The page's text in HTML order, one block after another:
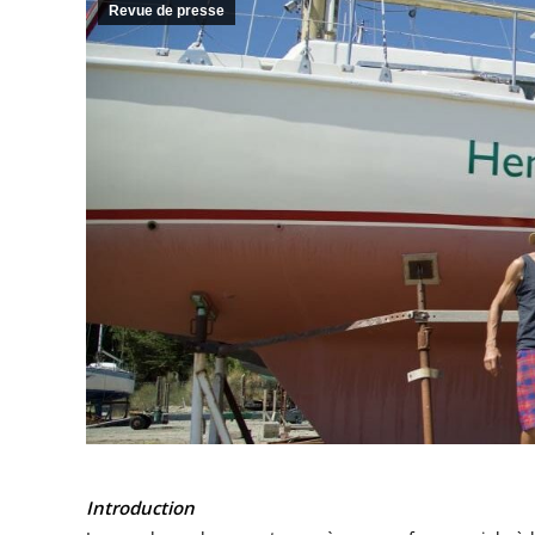
Revue de presse
Introduction